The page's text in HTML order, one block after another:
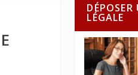
LÉGALE